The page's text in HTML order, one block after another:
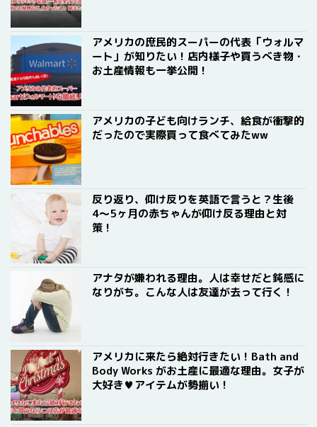
アメリカの庶民的スーパーの代表「ウォルマ
ート」が知りたい！店内様子や買うべき物・
お土産情報も一挙公開！
アメリカの子ども向けランチ、給食が衝撃的
だったので実際買って食べてみたww
反り返り、仰け反りを英語で言うと？生後
4〜5ヶ月の赤ちゃんが仰け反る理由と対
策！
アナタが嫌われる理由。人は幸せだと鈍感に
なりがち。こんな人は友達が去って行く！
アメリカに来たら絶対行きたい！Bath and
Body Works がお土産に最適な理由。女子が
大好き♥アイテムが勢揃い！